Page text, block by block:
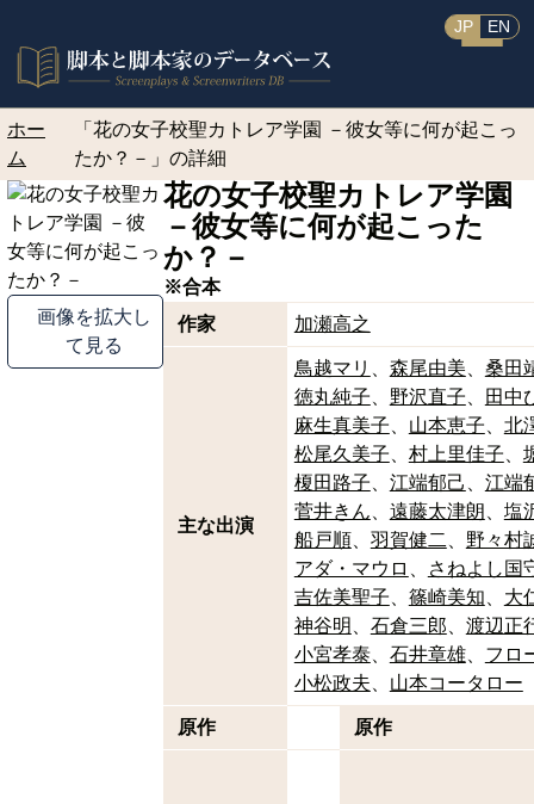
JP EN
ホー
ム
「花の女子校聖カトレア学園 －彼女等に何が起こっ
たか？－」の詳細
画像を拡大し
て見る
花の女子校聖カトレア学園
－彼女等に何が起こった
か？－
※合本
作家
加瀬高之
主な出演
鳥越マリ 森尾由美
桑田
徳丸純子
野沢直子
田中
麻生真美子
山本恵子
北
松尾久美子
村上里佳子
榎田路子
江端郁己
江端
菅井きん
遠藤太津朗
塩
船戸順
羽賀健二
野々村
アダ・マウロ
さねよし国
吉佐美聖子
篠崎美知
大
神谷明
石倉三郎
渡辺正
小宮孝泰
石井章雄
フロ
小松政夫
山本コータロー
原作 原作